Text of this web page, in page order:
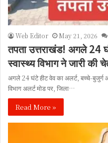
Web Editor May 21, 2026
तपता उत्तराखंड! अगले 24
स्वास्थ्य विभाग ने जारी की
अगले 24 घंटे हीट वेव का अलर्ट, बच्चे-बुजुर्ग
विभाग अलर्ट मोड पर, जिला…
Read More »